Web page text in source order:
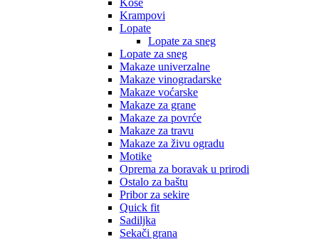
Kose
Krampovi
Lopate
Lopate za sneg
Lopate za sneg
Makaze univerzalne
Makaze vinogradarske
Makaze voćarske
Makaze za grane
Makaze za povrće
Makaze za travu
Makaze za živu ogradu
Motike
Oprema za boravak u prirodi
Ostalo za baštu
Pribor za sekire
Quick fit
Sadiljka
Sekači grana